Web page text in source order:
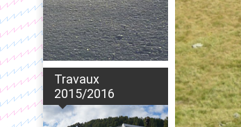
Travaux
2015/2016